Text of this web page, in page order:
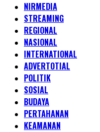
NIRMEDIA
STREAMING
REGIONAL
NASIONAL
INTERNATIONAL
ADVERTOTIAL
POLITIK
SOSIAL
BUDAYA
PERTAHANAN
KEAMANAN